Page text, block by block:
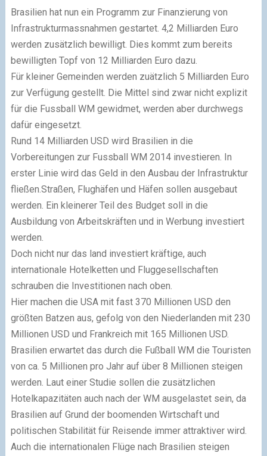
Brasilien hat nun ein Programm zur Finanzierung von
Infrastrukturmassnahmen gestartet. 4,2 Milliarden Euro
werden zusätzlich bewilligt. Dies kommt zum bereits
bewilligten Topf von 12 Milliarden Euro dazu.
Für kleiner Gemeinden werden zuätzlich 5 Milliarden Euro
zur Verfügung gestellt. Die Mittel sind zwar nicht explizit
für die Fussball WM gewidmet, werden aber durchwegs
dafür eingesetzt.
Rund 14 Milliarden USD wird Brasilien in die
Vorbereitungen zur Fussball WM 2014 investieren. In
erster Linie wird das Geld in den Ausbau der Infrastruktur
fließen.Straßen, Flughäfen und Häfen sollen ausgebaut
werden. Ein kleinerer Teil des Budget soll in die
Ausbildung von Arbeitskräften und in Werbung investiert
werden.
Doch nicht nur das land investiert kräftige, auch
internationale Hotelketten und Fluggesellschaften
schrauben die Investitionen nach oben.
Hier machen die USA mit fast 370 Millionen USD den
größten Batzen aus, gefolg von den Niederlanden mit 230
Millionen USD und Frankreich mit 165 Millionen USD.
Brasilien erwartet das durch die Fußball WM die Touristen
von ca. 5 Millionen pro Jahr auf über 8 Millionen steigen
werden. Laut einer Studie sollen die zusätzlichen
Hotelkapazitäten auch nach der WM ausgelastet sein, da
Brasilien auf Grund der boomenden Wirtschaft und
politischen Stabilität für Reisende immer attraktiver wird.
Auch die internationalen Flüge nach Brasilien steigen